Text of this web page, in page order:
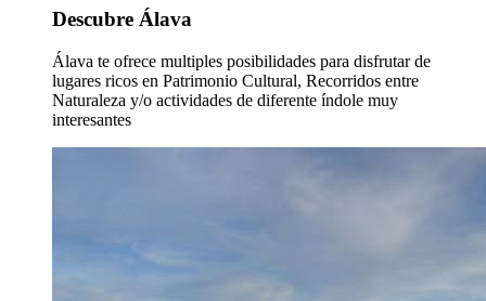
Descubre Álava
Álava te ofrece multiples posibilidades para disfrutar de
lugares ricos en Patrimonio Cultural, Recorridos entre
Naturaleza y/o actividades de diferente índole muy
interesantes